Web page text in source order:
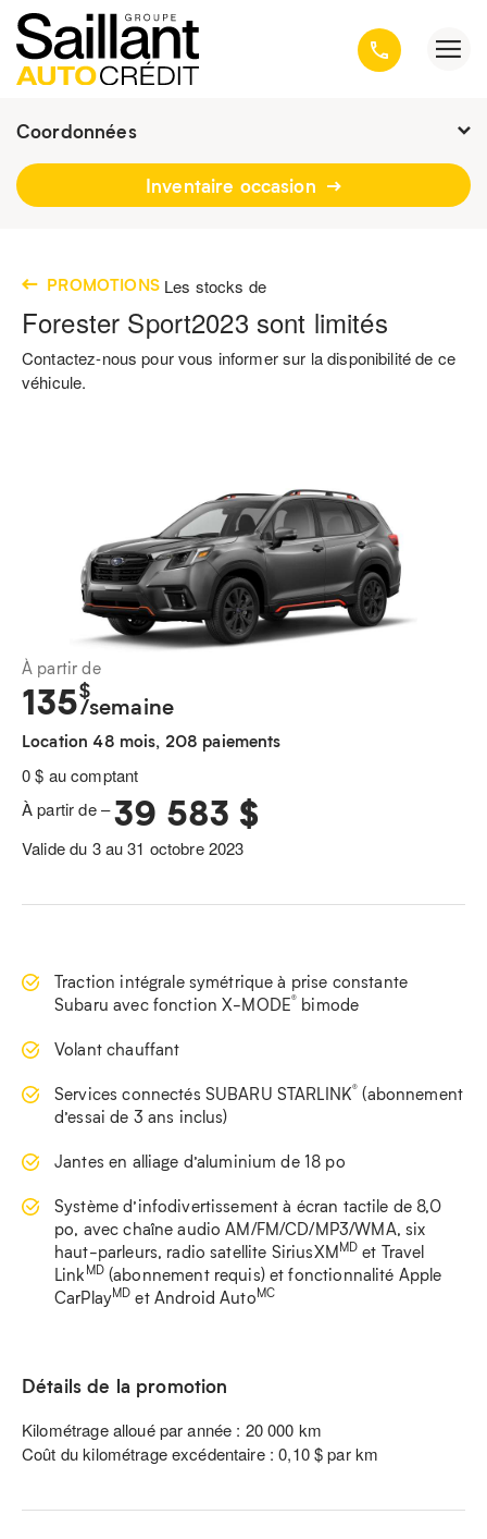
Coordonnées
Présentement ouvert jusqu'à 16h30
Inventaire occasion
PROMOTIONS Les stocks de
Forester Sport2023 sont limités
Contactez-nous pour vous informer sur la disponibilité de ce
véhicule.
À partir de
135$
/semaine
Location 48 mois, 208 paiements
0 $ au comptant
À partir de –39 583 $
Valide du 3 au 31 octobre 2023
Traction intégrale symétrique à prise constante
Subaru avec fonction X-MODE® bimode
Volant chauffant
Services connectés SUBARU STARLINK® (abonnement
d’essai de 3 ans inclus)
Jantes en alliage d’aluminium de 18 po
Système d’infodivertissement à écran tactile de 8,0
po, avec chaîne audio AM/FM/CD/MP3/WMA, six
haut-parleurs, radio satellite SiriusXMMD et Travel
Link MD(abonnement requis) et fonctionnalité Apple
CarPlayMD et Android AutoMC
Détails de la promotion
Kilométrage alloué par année : 20 000 km
Coût du kilométrage excédentaire : 0,10 $ par km